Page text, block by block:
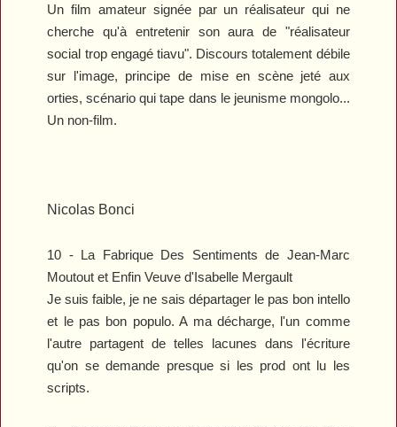
Un film amateur signée par un réalisateur qui ne
cherche qu'à entretenir son aura de "réalisateur
social trop engagé tiavu". Discours totalement débile
sur l'image, principe de mise en scène jeté aux
orties, scénario qui tape dans le jeunisme mongolo...
Un non-film.
Nicolas Bonci
10 - La Fabrique Des Sentiments de Jean-Marc
Moutout et Enfin Veuve d'Isabelle Mergault
Je suis faible, je ne sais départager le pas bon intello
et le pas bon populo. A ma décharge, l'un comme
l'autre partagent de telles lacunes dans l'écriture
qu'on se demande presque si les prod ont lu les
scripts.